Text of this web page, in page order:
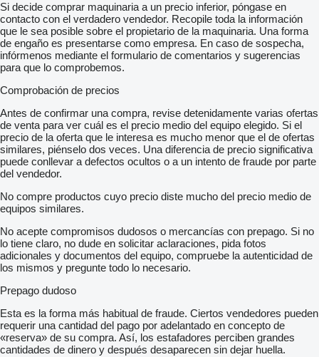
Si decide comprar maquinaria a un precio inferior, póngase en
contacto con el verdadero vendedor. Recopile toda la información
que le sea posible sobre el propietario de la maquinaria. Una forma
de engaño es presentarse como empresa. En caso de sospecha,
infórmenos mediante el formulario de comentarios y sugerencias
para que lo comprobemos.
Comprobación de precios
Antes de confirmar una compra, revise detenidamente varias ofertas
de venta para ver cuál es el precio medio del equipo elegido. Si el
precio de la oferta que le interesa es mucho menor que el de ofertas
similares, piénselo dos veces. Una diferencia de precio significativa
puede conllevar a defectos ocultos o a un intento de fraude por parte
del vendedor.
No compre productos cuyo precio diste mucho del precio medio de
equipos similares.
No acepte compromisos dudosos o mercancías con prepago. Si no
lo tiene claro, no dude en solicitar aclaraciones, pida fotos
adicionales y documentos del equipo, compruebe la autenticidad de
los mismos y pregunte todo lo necesario.
Prepago dudoso
Esta es la forma más habitual de fraude. Ciertos vendedores pueden
requerir una cantidad del pago por adelantado en concepto de
«reserva» de su compra. Así, los estafadores perciben grandes
cantidades de dinero y después desaparecen sin dejar huella.